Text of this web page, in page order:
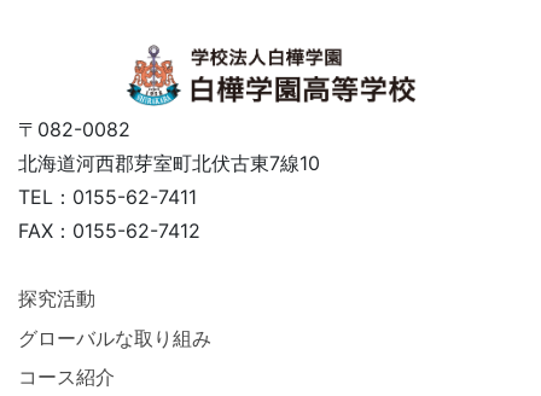
〒082-0082
北海道河西郡芽室町北伏古東7線10
TEL：0155-62-7411
FAX：0155-62-7412
探究活動
グローバルな取り組み
コース紹介